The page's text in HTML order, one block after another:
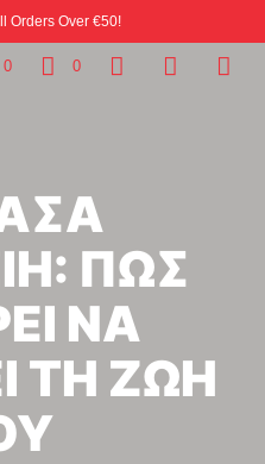
Orders Over €50!
0 0
ΠΩΣ
ΝΑ
ΤΗ ΖΩΗ